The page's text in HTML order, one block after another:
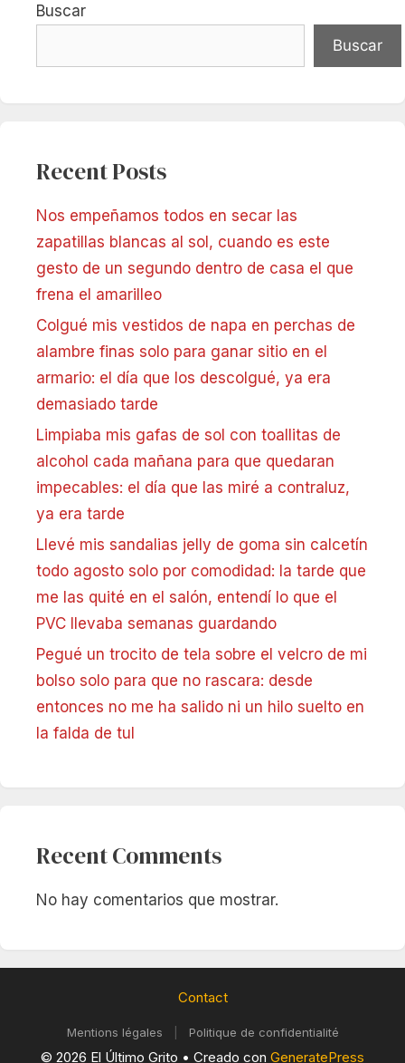
Buscar
Buscar
Recent Posts
Nos empeñamos todos en secar las
zapatillas blancas al sol, cuando es este
gesto de un segundo dentro de casa el que
frena el amarilleo
Colgué mis vestidos de napa en perchas de
alambre finas solo para ganar sitio en el
armario: el día que los descolgué, ya era
demasiado tarde
Limpiaba mis gafas de sol con toallitas de
alcohol cada mañana para que quedaran
impecables: el día que las miré a contraluz,
ya era tarde
Llevé mis sandalias jelly de goma sin calcetín
todo agosto solo por comodidad: la tarde que
me las quité en el salón, entendí lo que el
PVC llevaba semanas guardando
Pegué un trocito de tela sobre el velcro de mi
bolso solo para que no rascara: desde
entonces no me ha salido ni un hilo suelto en
la falda de tul
Recent Comments
No hay comentarios que mostrar.
Contact
Mentions légales Politique de confidentialité
© 2026 El Último Grito • Creado con GeneratePress